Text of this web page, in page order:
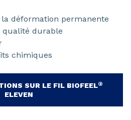
déformation permanente
qualité durable
chimiques
SUR LE FIL BIOFEEL®
ELEVEN